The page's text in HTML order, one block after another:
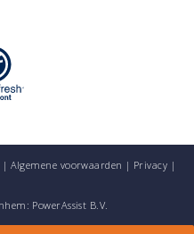
| Algemene voorwaarden | Privacy |
PowerAssist B.V.